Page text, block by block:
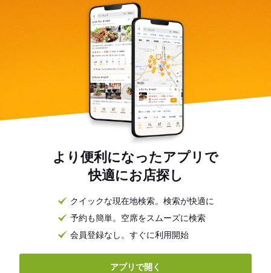
より便利になったアプリで
快適にお店探し
クイックな現在地検索。検索が快適に
予約も簡単。空席をスムーズに検索
会員登録なし。すぐに利用開始
アプリで開く